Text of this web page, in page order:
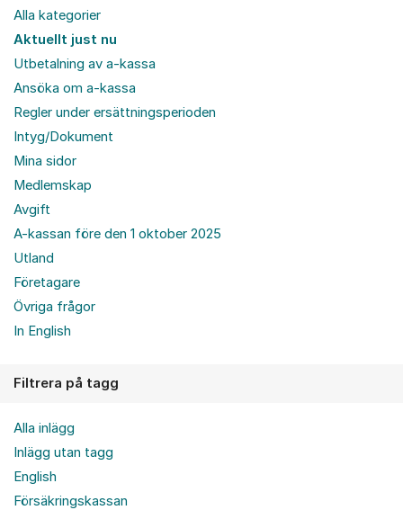
Alla kategorier
Aktuellt just nu
Utbetalning av a-kassa
Ansöka om a-kassa
Regler under ersättningsperioden
Intyg/Dokument
Mina sidor
Medlemskap
Avgift
A-kassan före den 1 oktober 2025
Utland
Företagare
Övriga frågor
In English
Filtrera på tagg
Alla inlägg
Inlägg utan tagg
English
Försäkringskassan